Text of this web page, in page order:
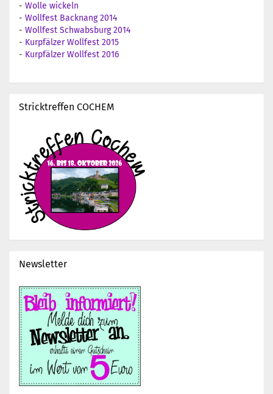
- Wolle wickeln
- Wollfest Backnang 2014
- Wollfest Schwabsburg 2014
- Kurpfälzer Wollfest 2015
- Kurpfälzer Wollfest 2016
Stricktreffen COCHEM
Newsletter